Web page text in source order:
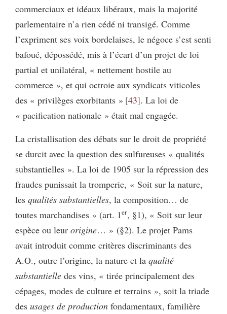
commerciaux et idéaux libéraux, mais la majorité
parlementaire n’a rien cédé ni transigé. Comme
l’expriment ses voix bordelaises, le négoce s’est senti
bafoué, dépossédé, mis à l’écart d’un projet de loi
partial et unilatéral, « nettement hostile au
commerce », et qui octroie aux syndicats viticoles
des « privilèges exorbitants » 43 . La loi de
« pacification nationale » était mal engagée.
La cristallisation des débats sur le droit de propriété
se durcit avec la question des sulfureuses « qualités
substantielles ». La loi de 1905 sur la répression des
fraudes punissait la tromperie, « Soit sur la nature,
les qualités substantielles, la composition… de
toutes marchandises » (art. 1er, §1), « Soit sur leur
espèce ou leur origine… » (§2). Le projet Pams
avait introduit comme critères discriminants des
A.O., outre l’origine, la nature et la qualité
substantielle des vins, « tirée principalement des
cépages, modes de culture et terrains », soit la triade
des usages de production fondamentaux, familière